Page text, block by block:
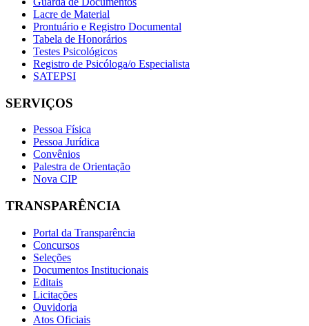
Lacre de Material
Prontuário e Registro Documental
Tabela de Honorários
Testes Psicológicos
Registro de Psicóloga/o Especialista
SATEPSI
SERVIÇOS
Pessoa Física
Pessoa Jurídica
Convênios
Palestra de Orientação
Nova CIP
TRANSPARÊNCIA
Portal da Transparência
Concursos
Seleções
Documentos Institucionais
Editais
Licitações
Ouvidoria
Atos Oficiais